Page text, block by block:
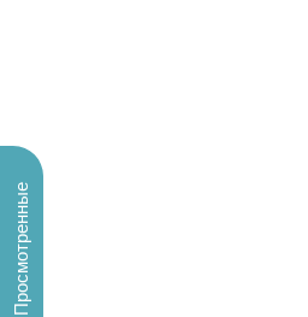
Просмотренные